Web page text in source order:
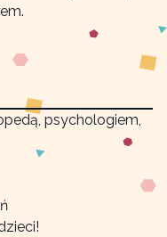
psychologiem,